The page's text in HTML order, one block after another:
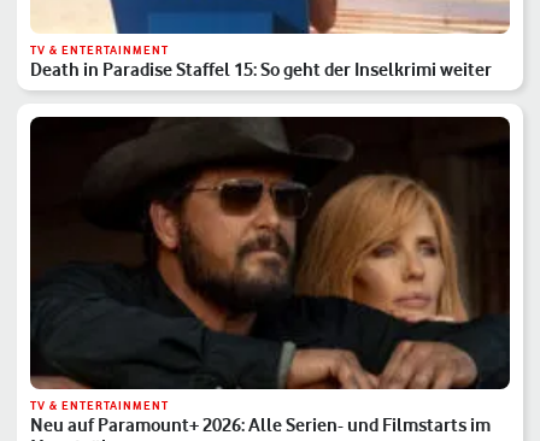
TV & ENTERTAINMENT
Death in Paradise Staffel 15: So geht der Inselkrimi weiter
TV & ENTERTAINMENT
Neu auf Paramount+ 2026: Alle Serien- und Filmstarts im